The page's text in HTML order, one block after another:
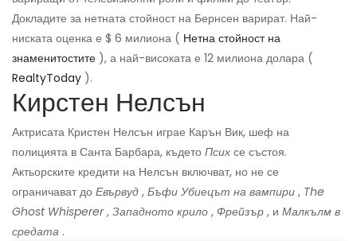
Докладите за нетната стойност на Бернсен варират. Най-
ниската оценка е $ 6 милиона ( Нетна стойност на
знаменитостите ), а най-високата е 12 милиона долара (
RealtyToday ).
Кирстен Нелсън
Актрисата Кристен Нелсън играе Карън Вик, шеф на
полицията в Санта Барбара, където Псих се състоя.
Актьорските кредити на Нелсън включват, но не се
ограничават до Евървуд , Бъфи Убиецът на вампири , The
Ghost Whisperer, Западното крило , Фрейзър , и Малкълм в
средата .